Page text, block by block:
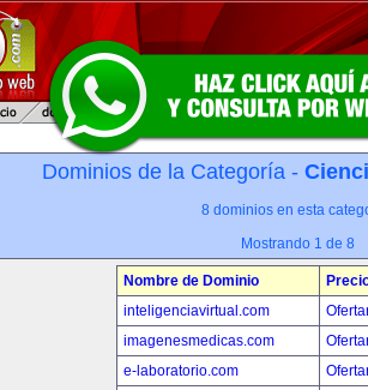
Dominios de la Categoría -
8 dominios en esta
Mostrando 1 de 8
Nombre de Dominio
inteligenciavirtual.com
imagenesmedicas.com
e-laboratorio.com